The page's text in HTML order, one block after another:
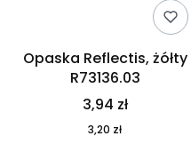
Opaska Reflectis, żółty
R73136.03
3,94 zł
3,20 zł